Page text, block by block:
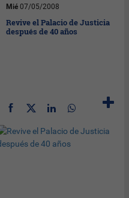
Mié 07/05/2008
Revive el Palacio de Justicia
después de 40 años